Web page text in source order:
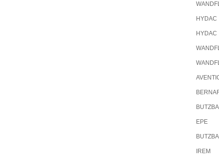
HYDAC
HYDAC
EPE
IREM